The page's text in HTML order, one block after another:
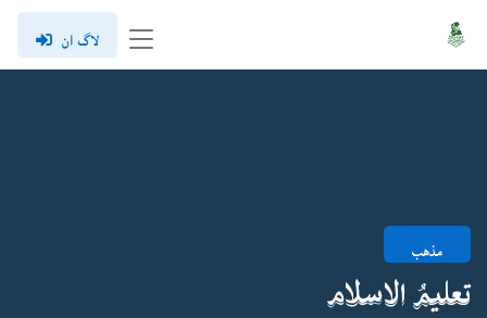
لاگ ان
مذهب
تعليمُ الاسلام